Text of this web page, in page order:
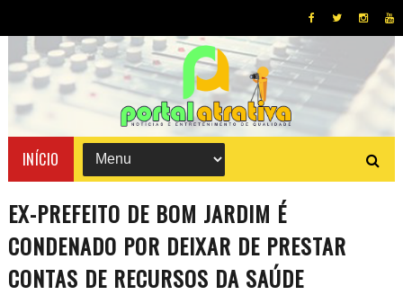
INÍCIO
EX-PREFEITO DE BOM JARDIM É
CONDENADO POR DEIXAR DE PRESTAR
CONTAS DE RECURSOS DA SAÚDE